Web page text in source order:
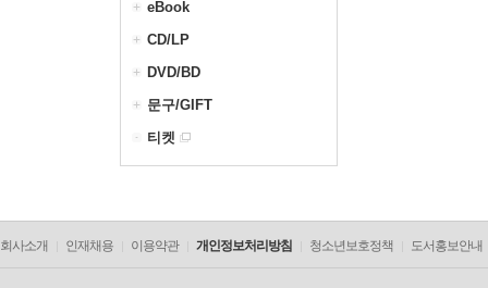
eBook
CD/LP
DVD/BD
문구/GIFT
티켓
회사소개 인재채용 이용약관 개인정보처리방침 청소년보호정책 도서홍보안내